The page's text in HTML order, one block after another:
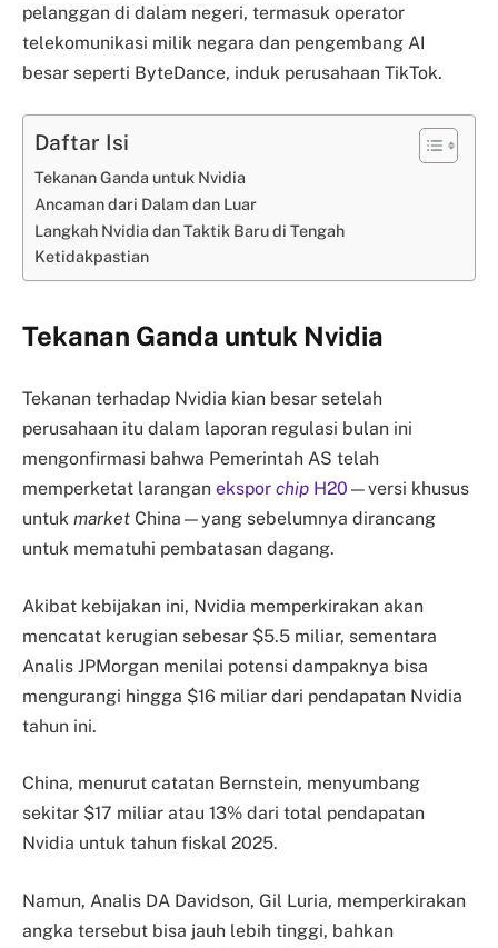
pelanggan di dalam negeri, termasuk operator
telekomunikasi milik negara dan pengembang AI
besar seperti ByteDance, induk perusahaan TikTok.
Daftar Isi
Tekanan Ganda untuk Nvidia
Ancaman dari Dalam dan Luar
Langkah Nvidia dan Taktik Baru di Tengah
Ketidakpastian
Tekanan Ganda untuk Nvidia
Tekanan terhadap Nvidia kian besar setelah
perusahaan itu dalam laporan regulasi bulan ini
mengonfirmasi bahwa Pemerintah AS telah
memperketat larangan ekspor chip H20 —versi khusus
untuk market China—yang sebelumnya dirancang
untuk mematuhi pembatasan dagang.
Akibat kebijakan ini, Nvidia memperkirakan akan
mencatat kerugian sebesar $5.5 miliar, sementara
Analis JPMorgan menilai potensi dampaknya bisa
mengurangi hingga $16 miliar dari pendapatan Nvidia
tahun ini.
China, menurut catatan Bernstein, menyumbang
sekitar $17 miliar atau 13% dari total pendapatan
Nvidia untuk tahun fiskal 2025.
Namun, Analis DA Davidson, Gil Luria, memperkirakan
angka tersebut bisa jauh lebih tinggi, bahkan